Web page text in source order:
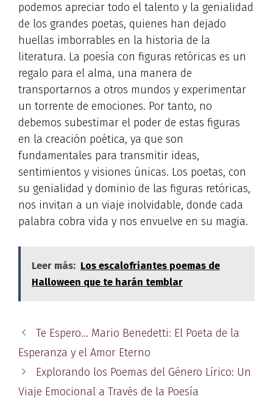
podemos apreciar todo el talento y la genialidad
de los grandes poetas, quienes han dejado
huellas imborrables en la historia de la
literatura. La poesía con figuras retóricas es un
regalo para el alma, una manera de
transportarnos a otros mundos y experimentar
un torrente de emociones. Por tanto, no
debemos subestimar el poder de estas figuras
en la creación poética, ya que son
fundamentales para transmitir ideas,
sentimientos y visiones únicas. Los poetas, con
su genialidad y dominio de las figuras retóricas,
nos invitan a un viaje inolvidable, donde cada
palabra cobra vida y nos envuelve en su magia.
Leer más: Los escalofriantes poemas de
Halloween que te harán temblar
Te Espero… Mario Benedetti: El Poeta de la
Esperanza y el Amor Eterno
Explorando los Poemas del Género Lírico: Un
Viaje Emocional a Través de la Poesía